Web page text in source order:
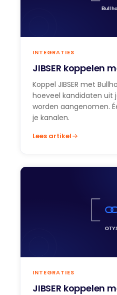
INTEGRATIES
JIBSER koppelen
Koppel JIBSER met
hoeveel kandidaten uit
worden aangenomen.
je kanalen.
Lees artikel
INTEGRATIES
JIBSER koppelen